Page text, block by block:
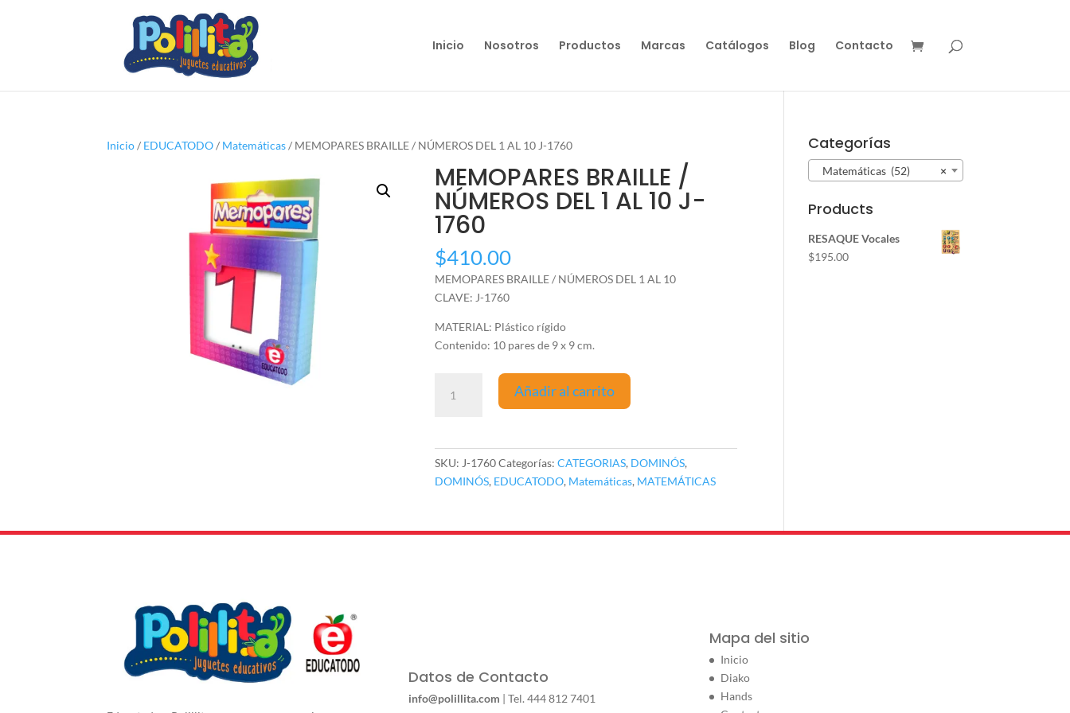
Inicio Nosotros Productos Marcas Catálogos Blog Contacto
Inicio/ EDUCATODO/ Matemáticas/ MEMOPARES BRAILLE / NÚMEROS DEL 1 AL 10 J-1760
MEMOPARES BRAILLE /
NÚMEROS DEL 1 AL 10 J-
1760
$410.00
MEMOPARES BRAILLE / NÚMEROS DEL 1 AL 10
CLAVE: J-1760
MATERIAL: Plástico rígido
Contenido: 10 pares de 9 x 9 cm.
MEMOPARES
BRAILLE
J-
Añadir al carrito
SKU: J-1760Categorías:CATEGORIAS, DOMINÓS,
DOMINÓS, EDUCATODO, Matemáticas, MATEMÁTICAS
Categorías
×
Matemáticas (52)
Products
RESAQUE Vocales
$195.00
Datos de Contacto
info@polillita.com | Tel. 444 812 7401
Mapa del sitio
Inicio
Diako
Hands